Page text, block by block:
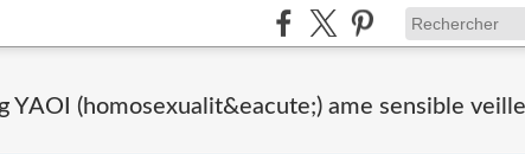
YAOI (homosexualit&eacute;) ame sensible